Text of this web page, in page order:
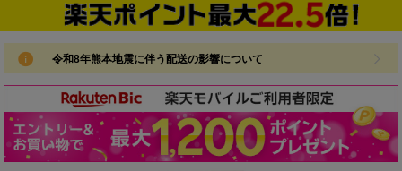
令和8年熊本地震に伴う配送の影響について